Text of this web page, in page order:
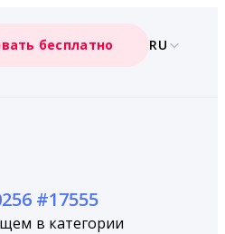
бесплатно RU
#17555
в категории